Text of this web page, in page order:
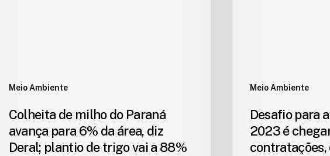
Meio Ambiente
Colheita de milho do Paraná
avança para 6% da área, diz
Deral; plantio de trigo vai a 88%
Meio Ambiente
Desafio para
2023 é
contratações,